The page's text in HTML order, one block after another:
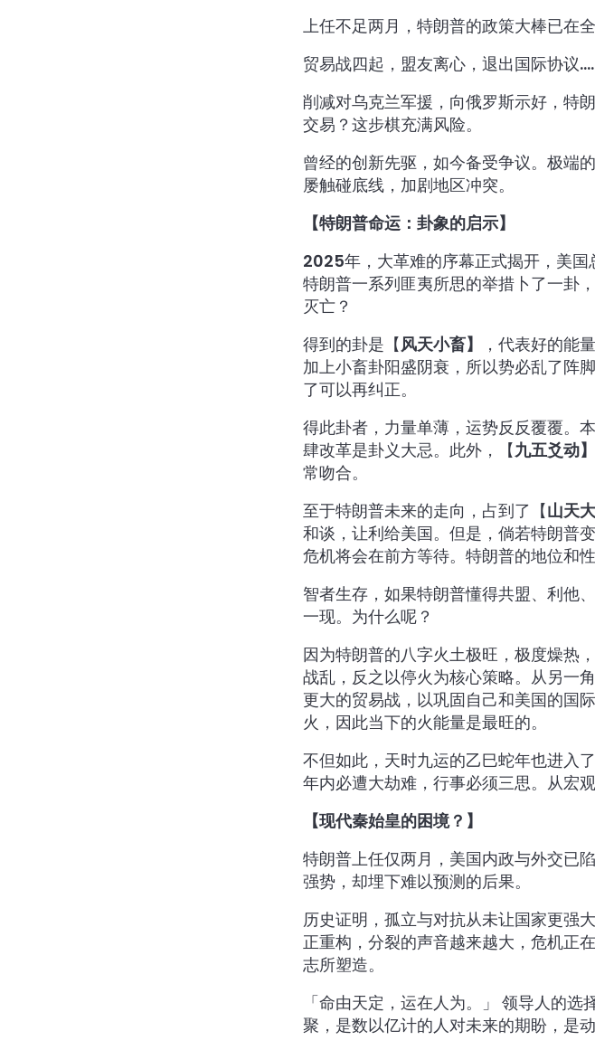
上任不足两月，特朗普的政策大棒已在
贸易战四起，盟友离心，退出国际协议
削减对乌克兰军援，向俄罗斯示好，特
交易？这步棋充满风险。
曾经的创新先驱，如今备受争议。极端
屡触碰底线，加剧地区冲突。
【特朗普命运：卦象的启示】
2025年，大革难的序幕正式揭开，美
特朗普一系列匪夷所思的举措卜了一卦
灭亡？
得到的卦是【风天小畜】
，代表好的能
加上小畜卦阳盛阴衰，所以势必乱了阵
了可以再纠正。
得此卦者，力量单薄，运势反反覆覆。
肆改革是卦义大忌。此外，【九五爻动】
常吻合。
至于特朗普未来的走向，占到了【山天
和谈，让利给美国。但是，倘若特朗普
危机将会在前方等待。特朗普的地位和
智者生存，如果特朗普懂得共盟、利他
一现。为什么呢？
因为特朗普的八字火土极旺，极度燥热
战乱，反之以停火为核心策略。从另一
更大的贸易战，以巩固自己和美国的国
火，因此当下的火能量是最旺的。
不但如此，天时九运的乙巳蛇年也进入
年内必遭大劫难，行事必须三思。从宏
【现代秦始皇的困境？】
特朗普上任仅两月，美国内政与外交已
强势，却埋下难以预测的后果。
历史证明，孤立与对抗从未让国家更强
正重构，分裂的声音越来越大，危机正
志所塑造。
「命由天定，运在人为。」 领导人的
聚，是数以亿计的人对未来的期盼，是